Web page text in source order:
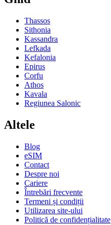
Thassos
Sithonia
Kassandra
Lefkada
Kefalonia
Epirus
Corfu
Athos
Kavala
Regiunea Salonic
Altele
Blog
eSIM
Contact
Despre noi
Cariere
Întrebări frecvente
Termeni și condiții
Utilizarea site-ului
Politică de confidențialitate